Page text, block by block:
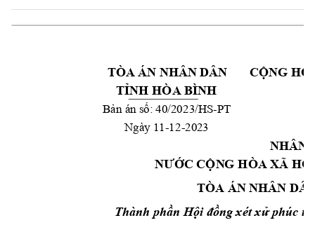
TÒA ÁN NHÂN DÂN
TỈNH HÒA BÌNH
Bản án số: 40/2023/HS-PT
Ngày 11-12-2023
CỘNG
NHÂN
NƯỚC CỘNG HÒA XÃ
TÒA ÁN NHÂN
Thành phần Hội đồng xét xử phúc th